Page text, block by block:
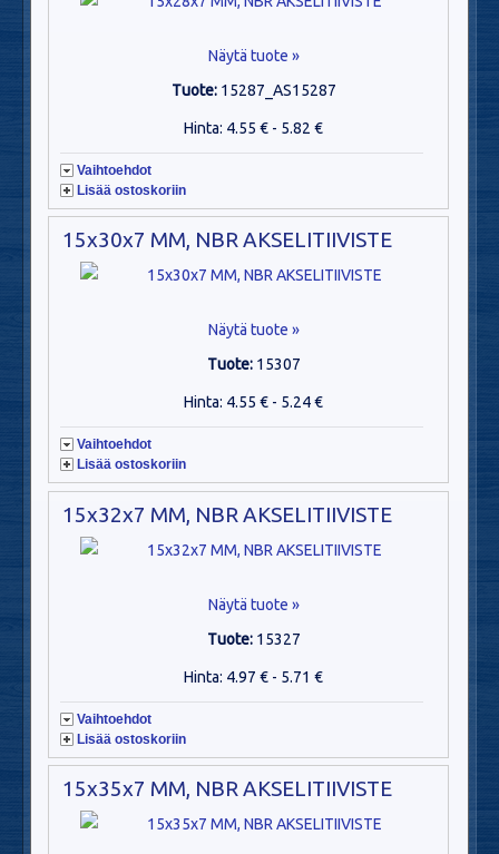
Näytä tuote »
Tuote: 15287_AS15287
Hinta: 4.55 € - 5.82 €
Vaihtoehdot
Lisää ostoskoriin
15x30x7 MM, NBR AKSELITIIVISTE
Näytä tuote »
Tuote: 15307
Hinta: 4.55 € - 5.24 €
Vaihtoehdot
Lisää ostoskoriin
15x32x7 MM, NBR AKSELITIIVISTE
Näytä tuote »
Tuote: 15327
Hinta: 4.97 € - 5.71 €
Vaihtoehdot
Lisää ostoskoriin
15x35x7 MM, NBR AKSELITIIVISTE